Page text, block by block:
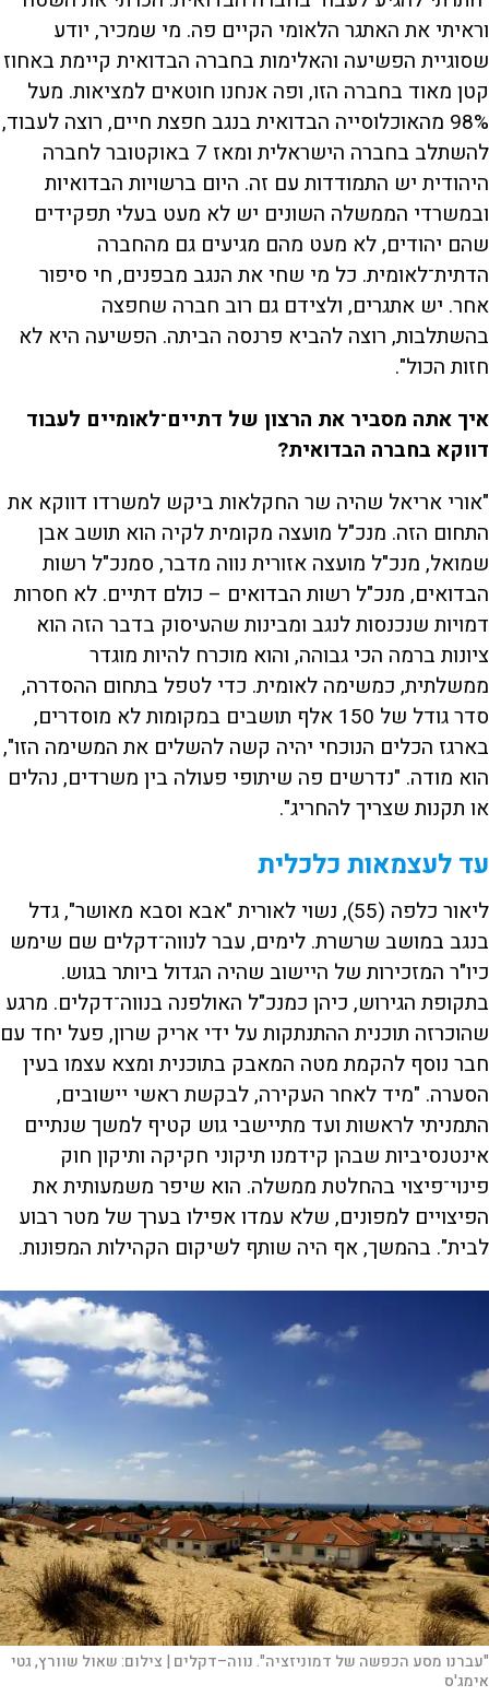
וראיתי את האתגר הלאומי הקיים פה. מי שמכיר, יודע
שסוגיית הפשיעה והאלימות בחברה הבדואית קיימת באחוז
קטן מאוד בחברה הזו, ופה אנחנו חוטאים למציאות. מעל
98% מהאוכלוסייה הבדואית בנגב חפצת חיים, רוצה לעבוד,
להשתלב בחברה הישראלית ומאז 7 באוקטובר לחברה
היהודית יש התמודדות עם זה. היום ברשויות הבדואיות
ובמשרדי הממשלה השונים יש לא מעט בעלי תפקידים
שהם יהודים, לא מעט מהם מגיעים גם מהחברה
הדתית־לאומית. כל מי שחי את הנגב מבפנים, חי סיפור
אחר. יש אתגרים, ולצידם גם רוב חברה שחפצה
בהשתלבות, רוצה להביא פרנסה הביתה. הפשיעה היא לא
חזות הכול".
איך אתה מסביר את הרצון של דתיים־לאומיים לעבוד
דווקא בחברה הבדואית?
"אורי אריאל שהיה שר החקלאות ביקש למשרדו דווקא את
התחום הזה. מנכ"ל מועצה מקומית לקיה הוא תושב אבן
שמואל, מנכ"ל מועצה אזורית נווה מדבר, סמנכ"ל רשות
הבדואים, מנכ"ל רשות הבדואים – כולם דתיים. לא חסרות
דמויות שנכנסות לנגב ומבינות שהעיסוק בדבר הזה הוא
ציונות ברמה הכי גבוהה, והוא מוכרח להיות מוגדר
ממשלתית, כמשימה לאומית. כדי לטפל בתחום ההסדרה,
סדר גודל של 150 אלף תושבים במקומות לא מוסדרים,
בארגז הכלים הנוכחי יהיה קשה להשלים את המשימה הזו",
הוא מודה. "נדרשים פה שיתופי פעולה בין משרדים, נהלים
או תקנות שצריך להחריג".
עד לעצמאות כלכלית
ליאור כלפה (55), נשוי לאורית "אבא וסבא מאושר", גדל
בנגב במושב שרשרת. לימים, עבר לנווה־דקלים שם שימש
כיו"ר המזכירות של היישוב שהיה הגדול ביותר בגוש.
בתקופת הגירוש, כיהן כמנכ"ל האולפנה בנווה־דקלים. מרגע
שהוכרזה תוכנית ההתנתקות על ידי אריק שרון, פעל יחד עם
חבר נוסף להקמת מטה המאבק בתוכנית ומצא עצמו בעין
הסערה. "מיד לאחר העקירה, לבקשת ראשי יישובים,
התמניתי לראשות ועד מתיישבי גוש קטיף למשך שנתיים
אינטנסיביות שבהן קידמנו תיקוני חקיקה ותיקון חוק
פינוי־פיצוי בהחלטת ממשלה. הוא שיפר משמעותית את
הפיצויים למפונים, שלא עמדו אפילו בערך של מטר רבוע
לבית". בהמשך, אף היה שותף לשיקום הקהילות המפונות.
"עברנו מסע הכפשה של דמוניזציה". נווה–דקלים | צילום:שאול שוורץ, גטי
אימג'ס